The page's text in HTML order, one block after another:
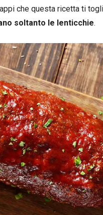
che questa ricetta ti
soltanto le lenticchie.